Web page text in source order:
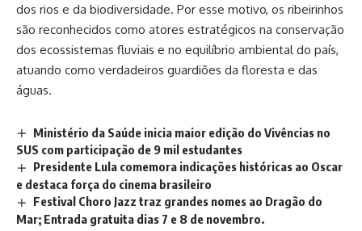
dos rios e da biodiversidade. Por esse motivo, os ribeirinhos
são reconhecidos como atores estratégicos na conservação
dos ecossistemas fluviais e no equilíbrio ambiental do país,
atuando como verdadeiros guardiões da floresta e das
águas.
Ministério da Saúde inicia maior edição do Vivências no
SUS com participação de 9 mil estudantes
Presidente Lula comemora indicações históricas ao Oscar
e destaca força do cinema brasileiro
Festival Choro Jazz traz grandes nomes ao Dragão do
Mar; Entrada gratuita dias 7 e 8 de novembro.